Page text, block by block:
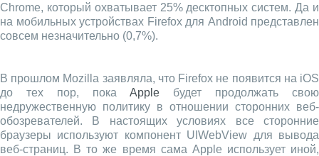
Chrome, который охватывает 25% десктопных систем. Да и
на мобильных устройствах Firefox для Android представлен
совсем незначительно (0,7%).
В прошлом Mozilla заявляла, что Firefox не появится на iOS
до тех пор, покаApple будет продолжать свою
недружественную политику в отношении сторонних веб-
обозревателей. В настоящих условиях все сторонние
браузеры используют компонент UIWebView для вывода
веб-страниц. В то же время сама Apple использует иной,